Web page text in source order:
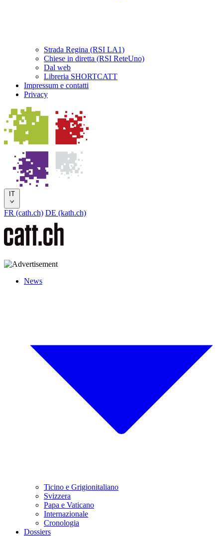
Strada Regina (RSI LA1)
Chiese in diretta (RSI ReteUno)
Dal web
Libreria SHORTCATT
Impressum e contatti
Privacy
IT
FR (cath.ch) DE (kath.ch)
News
Ticino e Grigionitaliano
Svizzera
Papa e Vaticano
Internazionale
Cronologia
Dossiers